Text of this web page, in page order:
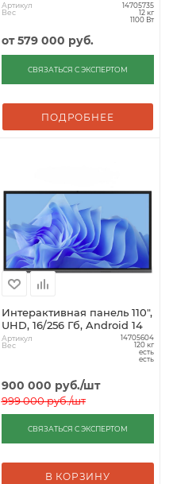
Артикул 14705735
Вес
12 кг
1100 Вт
от579 000 руб.
СВЯЗАТЬСЯ С ЭКСПЕРТОМ
ПОДРОБНЕЕ
Интерактивная панель 110",
UHD, 16/256 Гб, Android 14
Артикул 14705604
Вес
120 кг
есть
есть
900 000 руб./шт
999 000руб./шт
СВЯЗАТЬСЯ С ЭКСПЕРТОМ
В КОРЗИНУ